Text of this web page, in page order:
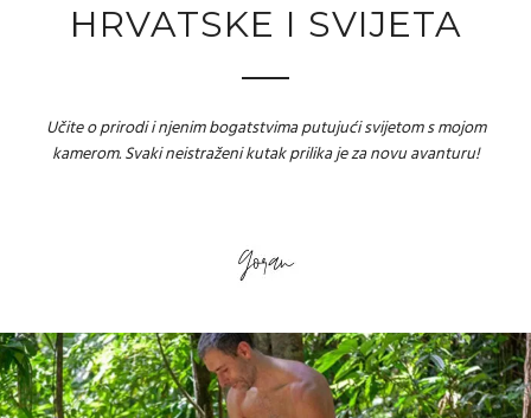
HRVATSKE I SVIJETA
Učite o prirodi i njenim bogatstvima putujući svijetom s mojom
kamerom. Svaki neistraženi kutak prilika je za novu avanturu!